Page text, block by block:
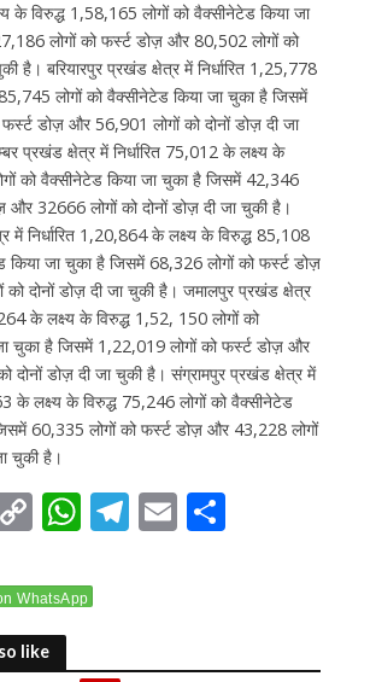
के विरुद्ध 1,58,165 लोगों को वैक्सीनेटेड किया जा
लोगों को फर्स्ट डोज़ और 80,502 लोगों को
है। बरियारपुर प्रखंड क्षेत्र में निर्धारित 1,25,778
लोगों को वैक्सीनेटेड किया जा चुका है जिसमें
डोज़ और 56,901 लोगों को दोनों डोज़ दी जा
प्रखंड क्षेत्र में निर्धारित 75,012 के लक्ष्य के
को वैक्सीनेटेड किया जा चुका है जिसमें 42,346
और 32666 लोगों को दोनों डोज़ दी जा चुकी है।
में निर्धारित 1,20,864 के लक्ष्य के विरुद्ध 85,108
किया जा चुका है जिसमें 68,326 लोगों को फर्स्ट डोज़
दोनों डोज़ दी जा चुकी है। जमालपुर प्रखंड क्षेत्र
के लक्ष्य के विरुद्ध 1,52, 150 लोगों को
चुका है जिसमें 1,22,019 लोगों को फर्स्ट डोज़ और
दोनों डोज़ दी जा चुकी है। संग्रामपुर प्रखंड क्षेत्र में
के लक्ष्य के विरुद्ध 75,246 लोगों को वैक्सीनेटेड
60,335 लोगों को फर्स्ट डोज़ और 43,228 लोगों
चुकी है।
C
p
y
Li
W
at
A
T
a
E S
WhatsApp
like